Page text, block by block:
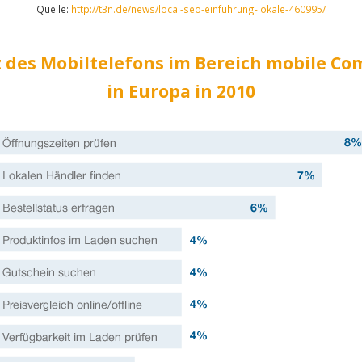
Quelle: http://t3n.de/news/local-seo-einfuhrung-lokale-460995/
des Mobiltelefons im Bereich mobile
in Europa in 2010